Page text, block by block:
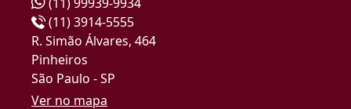
(11) 3914-5555
R. Simão Álvares, 464
Pinheiros
São Paulo - SP
Ver no mapa